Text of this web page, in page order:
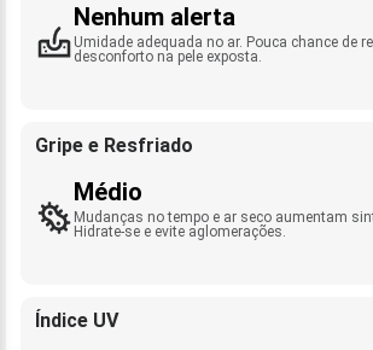
Nenhum alerta
Umidade adequada no ar. Pouca chance de
desconforto na pele exposta.
Gripe e Resfriado
Médio
Mudanças no tempo e ar seco aumentam
Hidrate-se e evite aglomerações.
Índice UV